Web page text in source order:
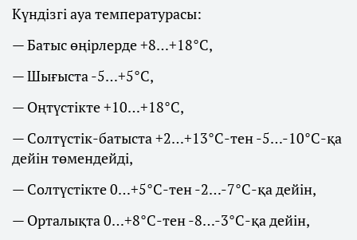
Күндізгі ауа температурасы:
— Батыс өңірлерде +8…+18°С,
— Шығыста -5…+5°С,
— Оңтүстікте +10…+18°С,
— Солтүстік-батыста +2…+13°С-тен -5…-10°С-қа
дейін төмендейді,
— Солтүстікте 0…+5°С-тен -2…-7°С-қа дейін,
— Орталықта 0…+8°С-тен -8…-3°С-қа дейін,